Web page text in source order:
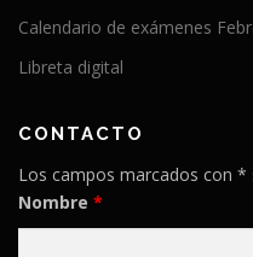
Calendario de exámenes
Libreta digital
CONTACTO
Los campos marcados con *
Nombre *